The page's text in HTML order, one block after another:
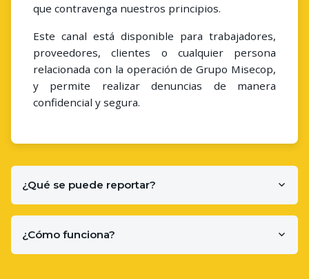
que contravenga nuestros principios.
Este canal está disponible para trabajadores,
proveedores, clientes o cualquier persona
relacionada con la operación de Grupo Misecop,
y permite realizar denuncias de manera
confidencial y segura.
¿Qué se puede reportar?
¿Cómo funciona?